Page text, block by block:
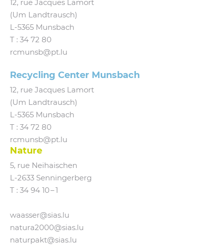
12, rue Jacques Lamort
(Um Landtrausch)
L‑5365 Munsbach
T : 34 72 80
rcmunsb@​pt.​lu
Recycling Center Munsbach
12, rue Jacques Lamort
(Um Landtrausch)
L‑5365 Munsbach
T : 34 72 80
rcmunsb@​pt.​lu
Nature
5, rue Neihaischen
L‑2633 Senningerberg
T : 34 94 10 – 1
waasser@​sias.​lu
natura2000@​sias.​lu
naturpakt@​sias.​lu